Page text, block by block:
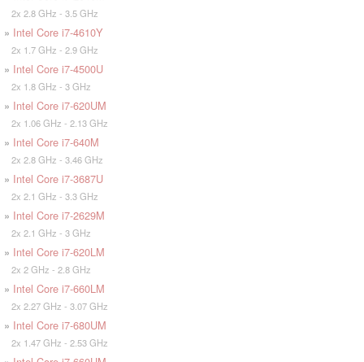
2x 2.8 GHz - 3.5 GHz
» Intel Core i7-4610Y
2x 1.7 GHz - 2.9 GHz
» Intel Core i7-4500U
2x 1.8 GHz - 3 GHz
» Intel Core i7-620UM
2x 1.06 GHz - 2.13 GHz
» Intel Core i7-640M
2x 2.8 GHz - 3.46 GHz
» Intel Core i7-3687U
2x 2.1 GHz - 3.3 GHz
» Intel Core i7-2629M
2x 2.1 GHz - 3 GHz
» Intel Core i7-620LM
2x 2 GHz - 2.8 GHz
» Intel Core i7-660LM
2x 2.27 GHz - 3.07 GHz
» Intel Core i7-680UM
2x 1.47 GHz - 2.53 GHz